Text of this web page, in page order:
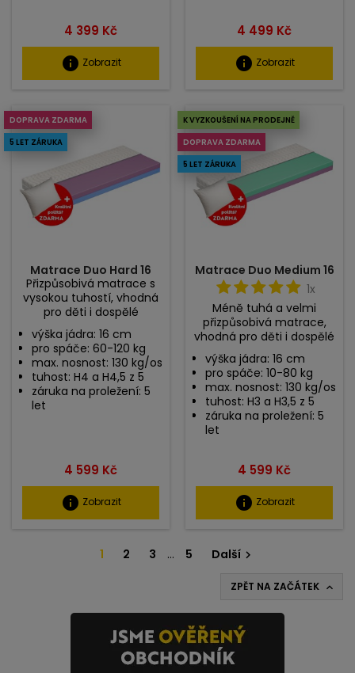
Cena
4 399 Kč
info Zobrazit
Cena
4 499 Kč
info Zobrazit
DOPRAVA ZDARMA
5 LET ZÁRUKA
Matrace Duo Hard 16
Přizpůsobivá matrace s
vysokou tuhostí, vhodná
pro děti i dospělé
výška jádra: 16 cm
pro spáče: 60-120 kg
max. nosnost: 130 kg/os
tuhost: H4 a H4,5 z 5
záruka na proležení: 5
let
Cena
4 599 Kč
info Zobrazit
K VYZKOUŠENÍ NA PRODEJNĚ
DOPRAVA ZDARMA
5 LET ZÁRUKA
Matrace Duo Medium 16
1x
Méně tuhá a velmi
přizpůsobivá matrace,
vhodná pro děti i dospělé
výška jádra: 16 cm
pro spáče: 10-80 kg
max. nosnost: 130 kg/os
tuhost: H3 a H3,5 z 5
záruka na proležení: 5
let
Cena
4 599 Kč
info Zobrazit
1 2 3 … 5 Další 
ZPĚT NA ZAČÁTEK 